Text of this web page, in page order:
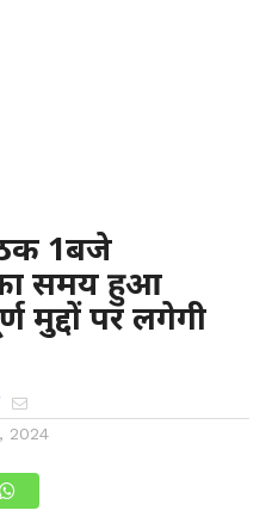
1बजे
समय हुआ
मुद्दों पर लगेगी
2024